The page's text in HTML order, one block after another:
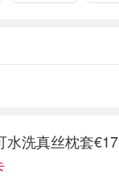
水洗真丝枕套€17